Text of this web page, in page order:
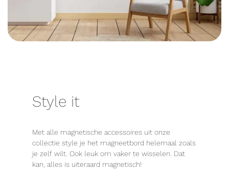
Style it
Met alle magnetische accessoires uit onze
collectie style je het magneetbord helemaal zoals
je zelf wilt. Ook leuk om vaker te wisselen. Dat
kan, alles is uiteraard magnetisch!